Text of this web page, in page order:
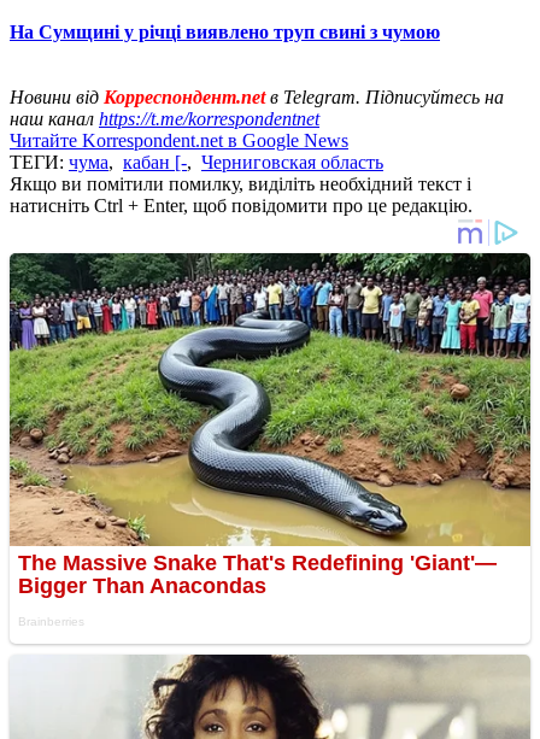
На Сумщині у річці виявлено труп свині з чумою
Новини від Корреспондент.netв Telegram. Підписуйтесь на
наш канал https://t.me/korrespondentnet
Читайте Korrespondent.net в Google News
ТЕГИ: чума, кабан [-, Черниговская область
Якщо ви помітили помилку, виділіть необхідний текст і
натисніть Ctrl + Enter, щоб повідомити про це редакцію.